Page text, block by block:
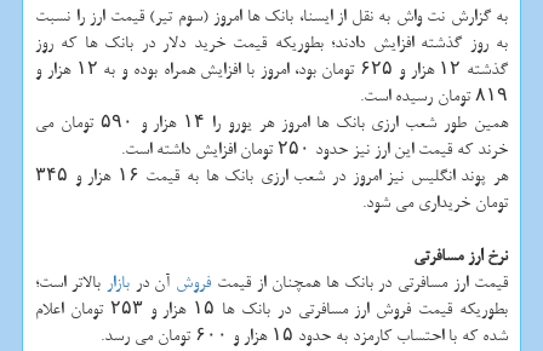
به گزارش نت واش به نقل از ایسنا، بانك ها امروز (سوم تیر) قیمت ارز را نسبت
به روز گذشته افزایش دادند؛ بطوریكه قیمت خرید دلار در بانك ها كه روز
گذشته ۱۲ هزار و ۶۲۵ تومان بود، امروز با افزایش همراه بوده و به ۱۲ هزار و
۸۱۹ تومان رسیده است.
همین طور شعب ارزی بانك ها امروز هر یورو را ۱۴ هزار و ۵۹۰ تومان می
خرند كه قیمت این ارز نیز حدود ۲۵۰ تومان افزایش داشته است.
هر پوند انگلیس نیز امروز در شعب ارزی بانك ها به قیمت ۱۶ هزار و ۳۴۵
تومان خریداری می شود.
نرخ ارز مسافرتی
قیمت ارز مسافرتی در بانك ها همچنان از قیمت فروش آن دربازار بالاتر است؛
بطوریكه قیمت فروش ارز مسافرتی در بانك ها ۱۵ هزار و ۲۵۳ تومان اعلام
شده كه با احتساب كارمزد به حدود ۱۵ هزار و ۶۰۰ تومان می رسد.